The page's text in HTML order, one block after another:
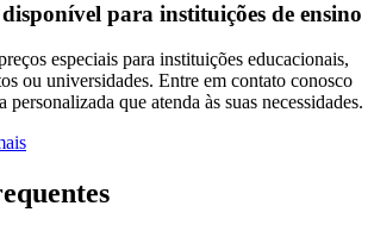
para instituições de ensino
especiais para instituições educacionais,
ou universidades. Entre em contato conosco
personalizada que atenda às suas necessidades.